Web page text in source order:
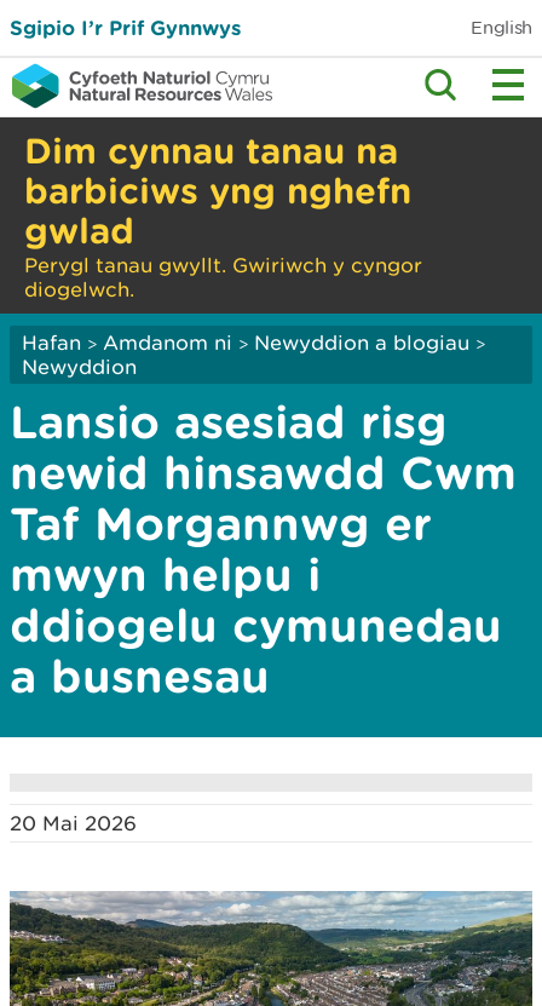
Sgipio I’r Prif Gynnwys English
Dim cynnau tanau na
barbiciws yng nghefn
gwlad
Perygl tanau gwyllt. Gwiriwch y cyngor
diogelwch.
Hafan > Amdanom ni > Newyddion a blogiau >
Newyddion
Lansio asesiad risg
newid hinsawdd Cwm
Taf Morgannwg er
mwyn helpu i
ddiogelu cymunedau
a busnesau
20 Mai 2026